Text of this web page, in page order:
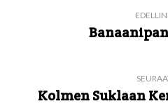
Kolmen Suklaan